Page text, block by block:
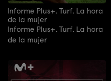
Informe Plus+. Turf. La hora
de la mujer
Informe Plus+. Turf. La hora
de la mujer